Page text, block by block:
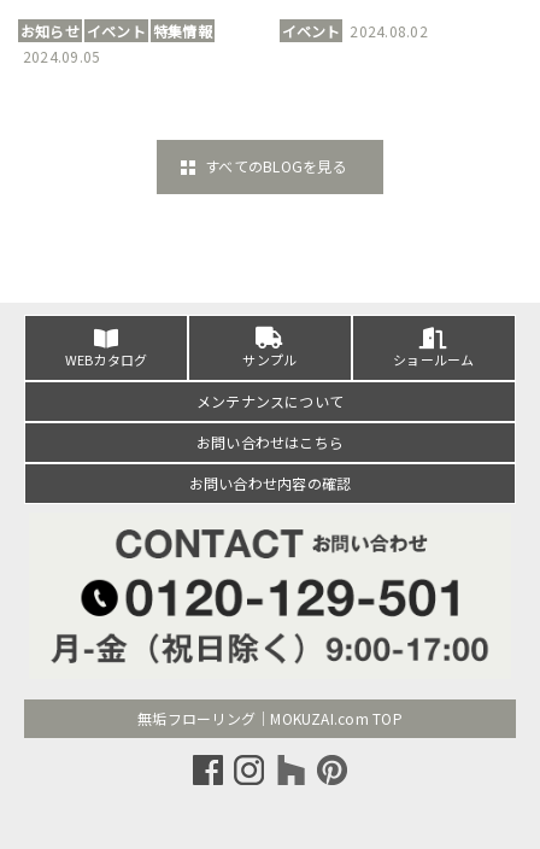
お知らせ イベント 特集情報
2024.09.05
イベント 2024.08.02
すべてのBLOGを見る
WEBカタログ サンプル ショールーム
メンテナンスについて
お問い合わせはこちら
お問い合わせ内容の確認
無垢フローリング｜MOKUZAI.com TOP